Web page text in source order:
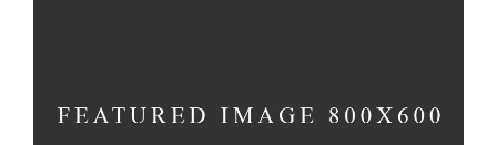
STRAWBERRY
Fruit